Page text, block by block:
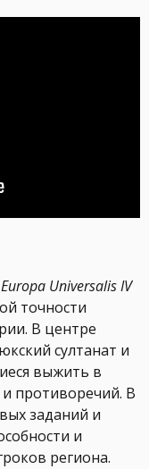
Europa Universalis IV
точности
В центре
султанат и
выжить в
противоречий. В
заданий и
и
региона.